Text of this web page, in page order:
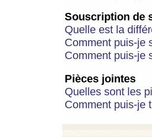
Souscription de
Quelle est la
Comment puis-je
Comment puis-je
Pièces jointes
Quelles sont les
Comment puis-je